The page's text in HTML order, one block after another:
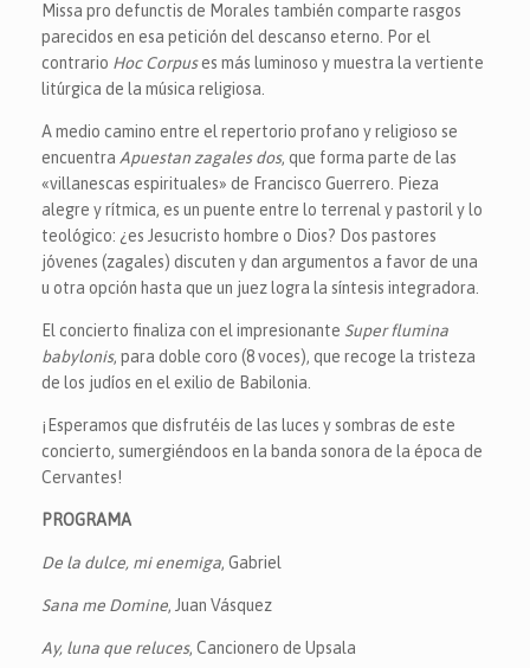
Missa pro defunctis de Morales también comparte rasgos
parecidos en esa petición del descanso eterno. Por el
contrario Hoc Corpuses más luminoso y muestra la vertiente
litúrgica de la música religiosa.
A medio camino entre el repertorio profano y religioso se
encuentra Apuestan zagales dos, que forma parte de las
«villanescas espirituales» de Francisco Guerrero. Pieza
alegre y rítmica, es un puente entre lo terrenal y pastoril y lo
teológico: ¿es Jesucristo hombre o Dios? Dos pastores
jóvenes (zagales) discuten y dan argumentos a favor de una
u otra opción hasta que un juez logra la síntesis integradora.
El concierto finaliza con el impresionante Super flumina
babylonis, para doble coro (8 voces), que recoge la tristeza
de los judíos en el exilio de Babilonia.
¡Esperamos que disfrutéis de las luces y sombras de este
concierto, sumergiéndoos en la banda sonora de la época de
Cervantes!
PROGRAMA
De la dulce, mi enemiga, Gabriel
Sana me Domine, Juan Vásquez
Ay, luna que reluces, Cancionero de Upsala